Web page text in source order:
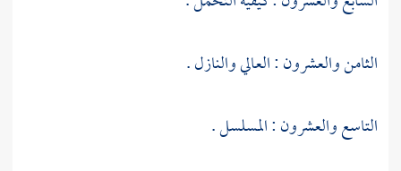
الثامن والعشرون : العالي والنازل .
التاسع والعشرون : المسلسل .